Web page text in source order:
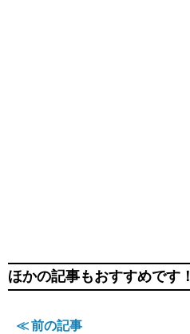
ほかの記事もおすすめです！
≪ 前の記事